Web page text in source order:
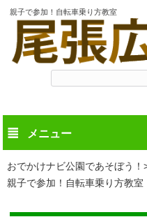
親子で参加！自転車乗り方教室
メニュー
おでかけナビ公園であそぼう！
親子で参加！自転車乗り方教室